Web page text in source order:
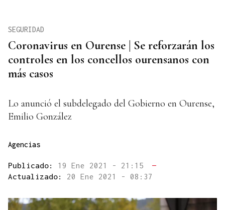
Coronavirus en Ourense | Se reforzarán los
controles en los concellos ourensanos con
más casos
SEGURIDAD
Lo anunció el subdelegado del Gobierno en Ourense,
Emilio González
Agencias
Publicado: 19 Ene 2021 - 21:15
—
Actualizado: 20 Ene 2021 - 08:37